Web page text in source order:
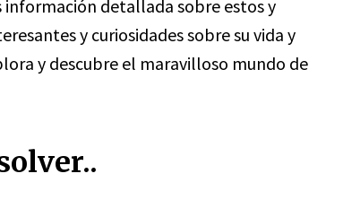
detallada sobre estos y
y curiosidades sobre su vida y
y descubre el maravilloso mundo de